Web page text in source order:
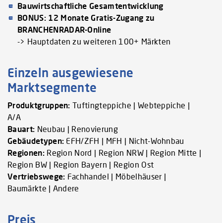
Bauwirtschaftliche Gesamtentwicklung
BONUS: 12 Monate Gratis-Zugang zu
BRANCHENRADAR-Online
-> Hauptdaten zu weiteren 100+ Märkten
Einzeln ausgewiesene
Marktsegmente
Produktgruppen: Tuftingteppiche | Webteppiche |
A/A
Bauart: Neubau | Renovierung
Gebäudetypen: EFH/ZFH | MFH | Nicht-Wohnbau
Regionen:Region Nord | Region NRW | Region Mitte |
Region BW | Region Bayern | Region Ost
Vertriebswege: Fachhandel | Möbelhäuser |
Baumärkte | Andere
Preis